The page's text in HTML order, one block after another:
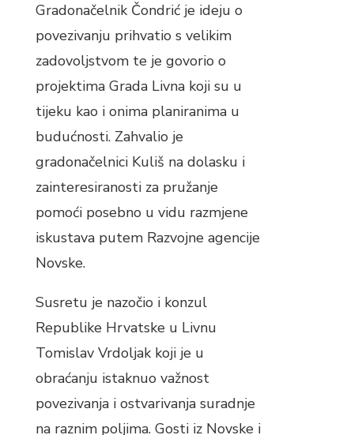
Gradonačelnik Čondrić je ideju o
povezivanju prihvatio s velikim
zadovoljstvom te je govorio o
projektima Grada Livna koji su u
tijeku kao i onima planiranima u
budućnosti. Zahvalio je
gradonačelnici Kuliš na dolasku i
zainteresiranosti za pružanje
pomoći posebno u vidu razmjene
iskustava putem Razvojne agencije
Novske.
Susretu je nazočio i konzul
Republike Hrvatske u Livnu
Tomislav Vrdoljak koji je u
obraćanju istaknuo važnost
povezivanja i ostvarivanja suradnje
na raznim poljima. Gosti iz Novske i